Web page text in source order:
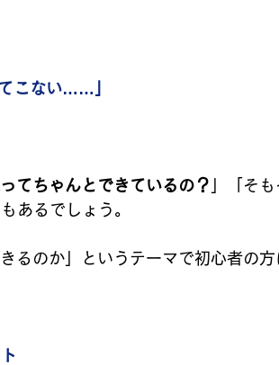
こない……」
てちゃんとできているの？
」「そも
あるでしょう。
るのか」というテーマで初心者の方